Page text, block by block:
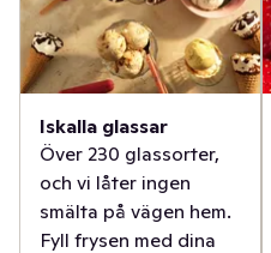
Iskalla glassar
Över 230 glassorter,
och vi låter ingen
smälta på vägen hem.
Fyll frysen med dina